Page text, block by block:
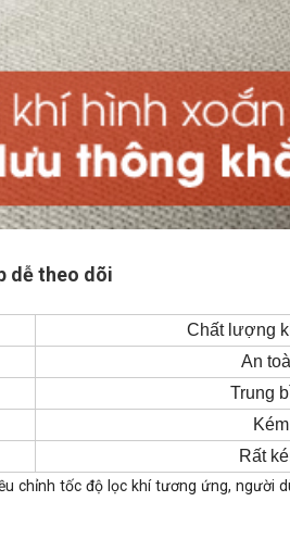
dễ theo dõi
Chất lượng
An
Trung
Kém
Rất
chỉnh tốc độ lọc khí tương ứng, người